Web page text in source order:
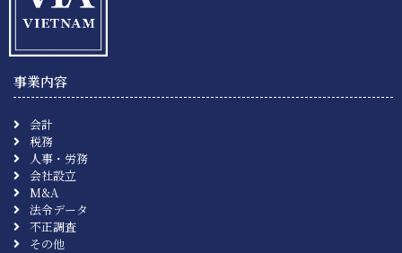
事業内容
会計
税務
人事・労務
会社設立
M&A
法令データ
不正調査
その他